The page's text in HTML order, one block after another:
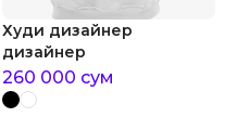
Худи дизайнер
дизайнер
260 000 сум